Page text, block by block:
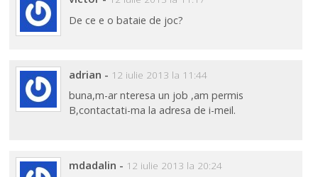
De ce e o bataie de joc?
adrian - 12 iulie 2013 la 11:44
buna,m-ar nteresa un job ,am permis
B,contactati-ma la adresa de i-meil.
mdadalin - 12 iulie 2013 la 20:24